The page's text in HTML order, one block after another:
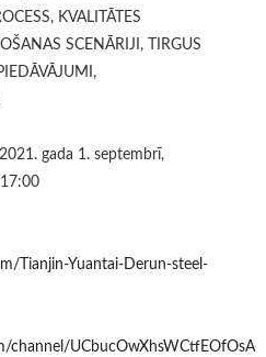
KVALITĀTES
SCENĀRIJI, TIRGUS
gada 1. septembrī,
Tianjin-Yuantai-Derun-steel-
channel/